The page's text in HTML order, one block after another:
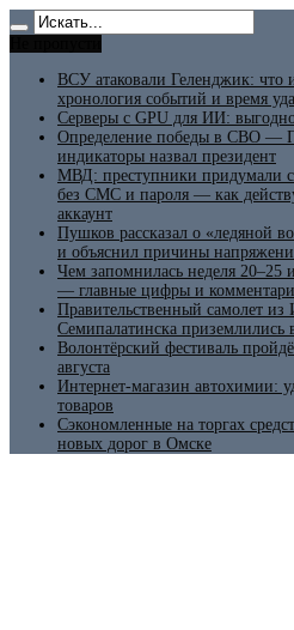
ВСУ атаковали Геленджик:
хронология событий и время
Серверы с GPU для ИИ:
Определение победы в СВО —
индикаторы назвал президент
МВД: преступники придумали
без СМС и пароля — как
аккаунт
Пушков рассказал о «ледяной
и объяснил причины
Чем запомнилась неделя
— главные цифры и
Правительственный самолет из
Семипалатинска приземлились
Волонтёрский фестиваль
августа
Интернет-магазин автохимии:
товаров
Сэкономленные на торгах
новых дорог в Омске